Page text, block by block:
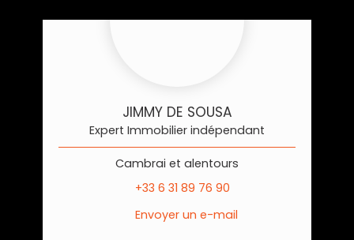
JIMMY DE SOUSA
Expert Immobilier indépendant
Cambrai et alentours
+33 6 31 89 76 90
Envoyer un e-mail